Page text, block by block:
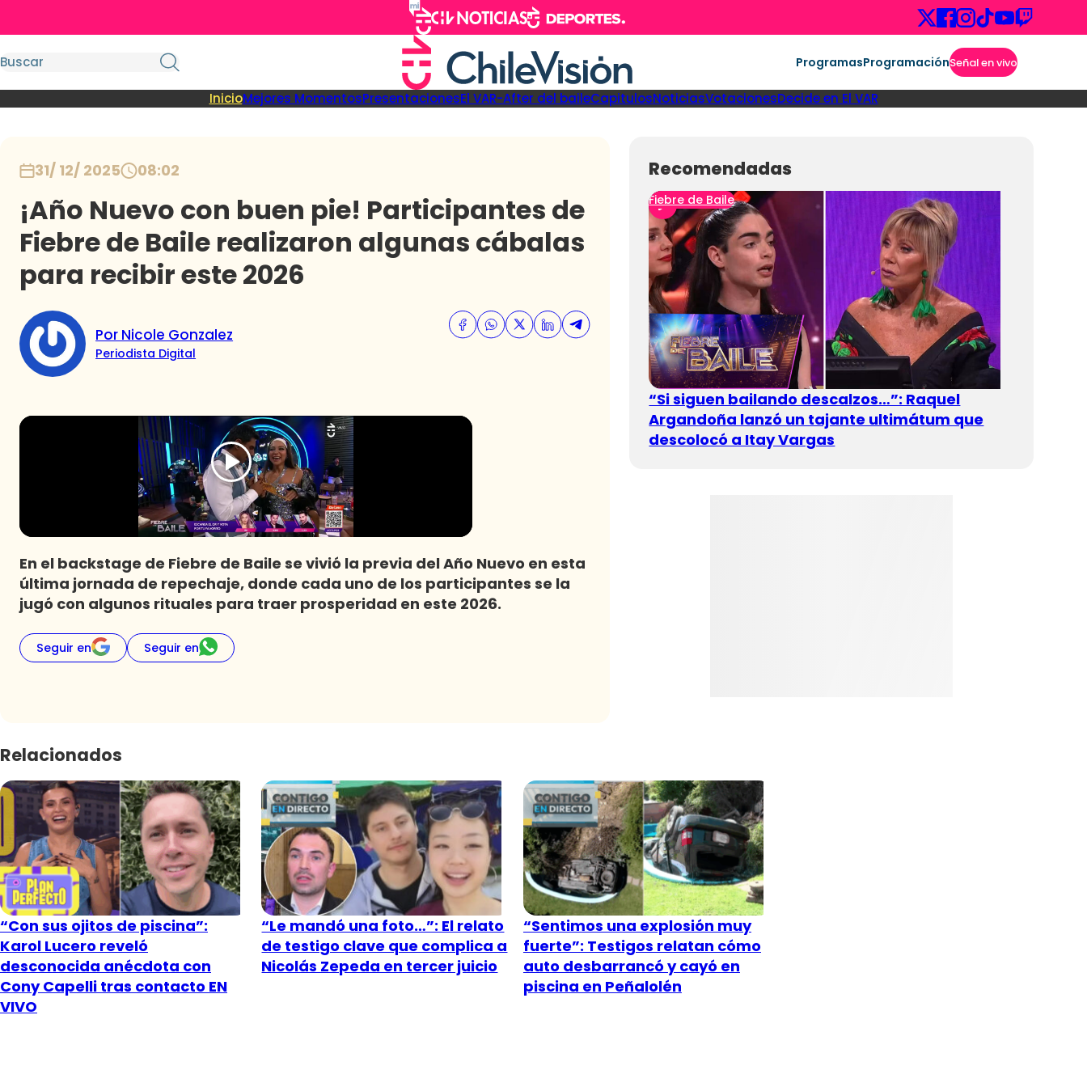
ProgramasProgramaciónSeñal en vivo
InicioMejores MomentosPresentacionesEl VAR-After del baileCapitulosNoticiasVotacionesDecide en El VAR
31/ 12/ 2025 08:02
¡Año Nuevo con buen pie! Participantes de
Fiebre de Baile realizaron algunas cábalas
para recibir este 2026
Por Nicole Gonzalez
Periodista Digital
En el backstage de Fiebre de Baile se vivió la previa del Año Nuevo en esta
última jornada de repechaje, donde cada uno de los participantes se la
jugó con algunos rituales para traer prosperidad en este 2026.
Seguir en Seguir en
Recomendadas
Fiebre de Baile
“Si siguen bailando descalzos…”: Raquel
Argandoña lanzó un tajante ultimátum que
descolocó a Itay Vargas
Relacionados
“Con sus ojitos de piscina”:
Karol Lucero reveló
desconocida anécdota con
Cony Capelli tras contacto EN
VIVO
“Le mandó una foto…”: El relato
de testigo clave que complica a
Nicolás Zepeda en tercer juicio
“Sentimos una explosión muy
fuerte”: Testigos relatan cómo
auto desbarrancó y cayó en
piscina en Peñalolén